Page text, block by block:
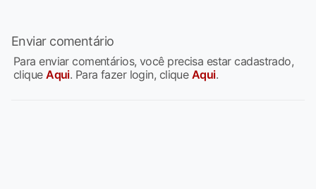
Enviar comentário
Para enviar comentários, você precisa estar cadastrado,
cliqueAqui. Para fazer login, clique Aqui.